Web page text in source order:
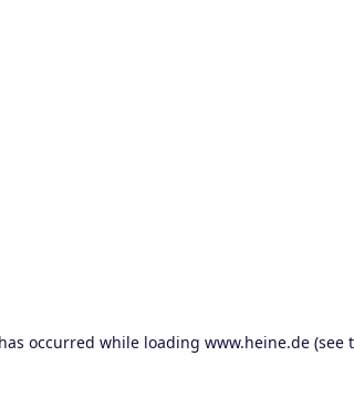
occurred while loading www.heine.de(see